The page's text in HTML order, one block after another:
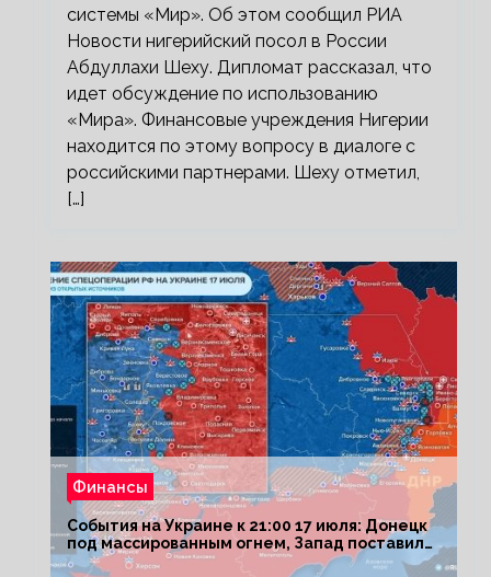
системы «Мир». Об этом сообщил РИА
Новости нигерийский посол в России
Абдуллахи Шеху. Дипломат рассказал, что
идет обсуждение по использованию
«Мира». Финансовые учреждения Нигерии
находится по этому вопросу в диалоге с
российскими партнерами. Шеху отметил,
[…]
Финансы
События на Украине к 21:00 17 июля: Донецк
под массированным огнем, Запад поставил
Киеву ультиматум